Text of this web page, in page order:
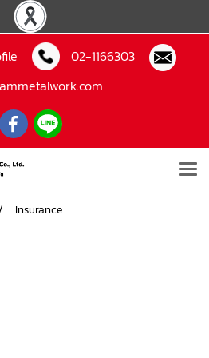
02-1166303
Insurance